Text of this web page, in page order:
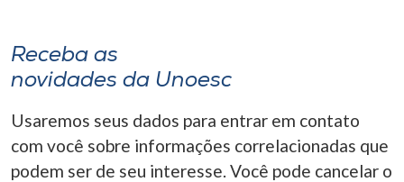
Receba as
novidades da Unoesc
Usaremos seus dados para entrar em contato
com você sobre informações correlacionadas que
podem ser de seu interesse. Você pode cancelar o